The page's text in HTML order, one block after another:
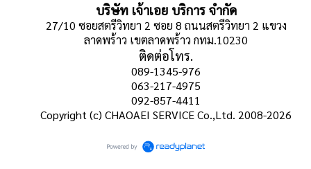
บริษัท เจ้าเอย บริการ จำกัด
27/10 ซอยสตรีวิทยา 2 ซอย 8 ถนนสตรีวิทยา 2 แขวง
ลาดพร้าว เขตลาดพร้าว กทม.10230
ติดต่อโทร.
089-1345-976
063-217-4975
092-857-4411
Copyright (c) CHAOAEI SERVICE Co.,Ltd. 2008-2026